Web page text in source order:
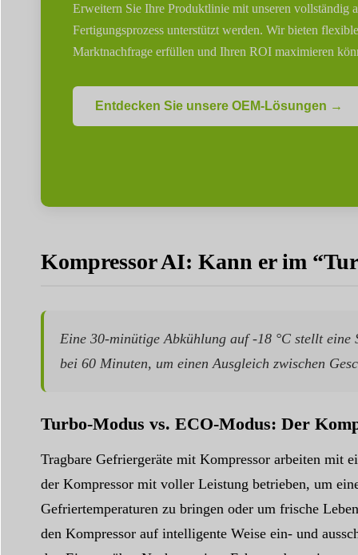
Erweitern Sie Ihre Produktlinie mit unseren vollständig
Fertigungsprozess unterstützt werden. Wir bieten
Marktnachfrage erfüllen und Ihren ROI maximieren
Entdecken Sie unsere OEM-Lösungen →
Kompressor AI: Kann er im
Eine 30-minütige Abkühlung auf -18 °C stellt
bei 60 Minuten, um einen Ausgleich zwischen
Turbo-Modus vs. ECO-Modus: Der
Tragbare Gefriergeräte mit Kompressor arbeiten mit
der Kompressor mit voller Leistung betrieben, um
Gefriertemperaturen zu bringen oder um frische
den Kompressor auf intelligente Weise ein- und